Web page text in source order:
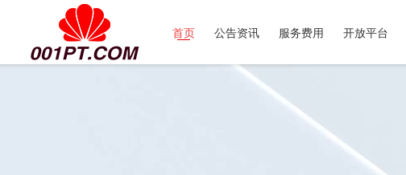
首页 公告资讯 服务费用 开放平台